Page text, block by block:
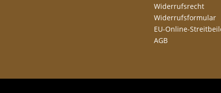
Widerrufsrecht
Widerrufsformular
EU-Online-
AGB